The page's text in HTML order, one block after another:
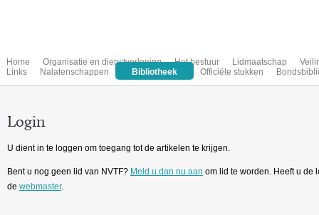
Home Organisatie en dienstverlening Het bestuur Lidmaatschap
Links
Nalatenschappen Bibliotheek Officiële stukken
Login
U dient in te loggen om toegang tot de artikelen te krijgen.
Bent u nog geen lid van NVTF? Meld u dan nu aan om lid te worden. Heeft u de
de webmaster.